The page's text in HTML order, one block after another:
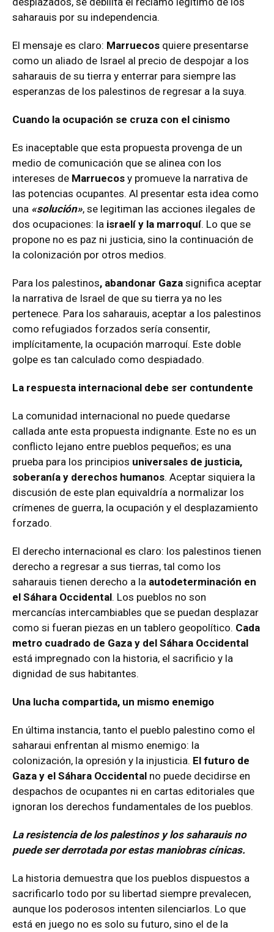
saharauis por su independencia.
El mensaje es claro: Marruecos quiere presentarse
como un aliado de Israel al precio de despojar a los
saharauis de su tierra y enterrar para siempre las
esperanzas de los palestinos de regresar a la suya.
Cuando la ocupación se cruza con el cinismo
Es inaceptable que esta propuesta provenga de un
medio de comunicación que se alinea con los
intereses de Marruecos y promueve la narrativa de
las potencias ocupantes. Al presentar esta idea como
una «solución», se legitiman las acciones ilegales de
dos ocupaciones: la israelí y la marroquí. Lo que se
propone no es paz ni justicia, sino la continuación de
la colonización por otros medios.
Para los palestinos, abandonar Gaza significa aceptar
la narrativa de Israel de que su tierra ya no les
pertenece. Para los saharauis, aceptar a los palestinos
como refugiados forzados sería consentir,
implícitamente, la ocupación marroquí. Este doble
golpe es tan calculado como despiadado.
La respuesta internacional debe ser contundente
La comunidad internacional no puede quedarse
callada ante esta propuesta indignante. Este no es un
conflicto lejano entre pueblos pequeños; es una
prueba para los principios universales de justicia,
soberanía y derechos humanos. Aceptar siquiera la
discusión de este plan equivaldría a normalizar los
crímenes de guerra, la ocupación y el desplazamiento
forzado.
El derecho internacional es claro: los palestinos tienen
derecho a regresar a sus tierras, tal como los
saharauis tienen derecho a la autodeterminación en
el Sáhara Occidental. Los pueblos no son
mercancías intercambiables que se puedan desplazar
como si fueran piezas en un tablero geopolítico. Cada
metro cuadrado de Gaza y del Sáhara Occidental
está impregnado con la historia, el sacrificio y la
dignidad de sus habitantes.
Una lucha compartida, un mismo enemigo
En última instancia, tanto el pueblo palestino como el
saharaui enfrentan al mismo enemigo: la
colonización, la opresión y la injusticia. El futuro de
Gaza y el Sáhara Occidental no puede decidirse en
despachos de ocupantes ni en cartas editoriales que
ignoran los derechos fundamentales de los pueblos.
La resistencia de los palestinos y los saharauis no
puede ser derrotada por estas maniobras cínicas.
La historia demuestra que los pueblos dispuestos a
sacrificarlo todo por su libertad siempre prevalecen,
aunque los poderosos intenten silenciarlos. Lo que
está en juego no es solo su futuro, sino el de la